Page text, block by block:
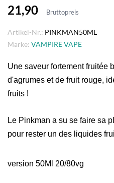
21,90 Bruttopreis
Artikel-Nr.: PINKMAN50ML
Marke: VAMPIRE VAPE
Une saveur fortement fruitée
d'agrumes et de fruit rouge,
fruits !
Le Pinkman a su se faire sa
pour rester un des liquides
version 50Ml 20/80vg